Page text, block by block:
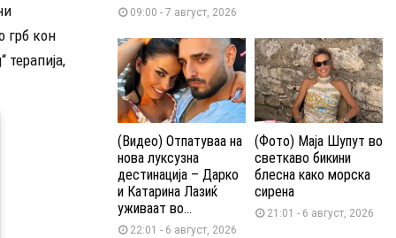
грб кон
терапија,
09:00 - 7 август, 2026
(Видео) Отпатуваа на
нова луксузна
дестинација – Дарко
и Катарина Лазиќ
уживаат во...
22:01 - 6 август, 2026
(Фото) Маја Шупут во
светкаво бикини
блесна како морска
сирена
21:01 - 6 август, 2026